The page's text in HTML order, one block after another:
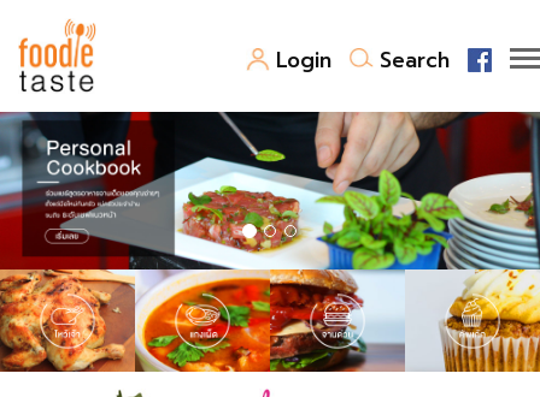
Login Search
สูตรอาหาร
สูตรอาหารล่าสุด
Top Foodie
พาไปชิม
สารพันก้นครัว
เคล็ดลับน่ารู้
FoodPedia